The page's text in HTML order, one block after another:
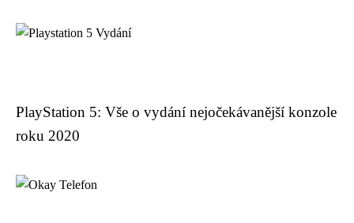
PlayStation 5: Vše o vydání nejočekávanější konzole
roku 2020